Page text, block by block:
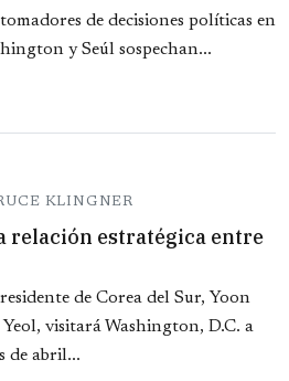
de decisiones políticas en
y Seúl sospechan...
KLINGNER
relación estratégica entre
de Corea del Sur, Yoon
visitará Washington, D.C. a
de abril...